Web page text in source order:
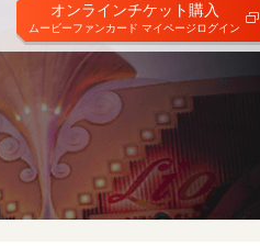
オンラインチケット購入
ムービーファンカード マイページログイン